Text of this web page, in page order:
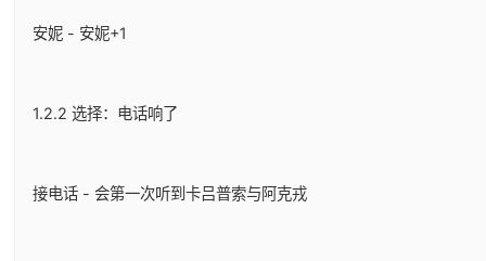
安妮 - 安妮+1
1.2.2 选择：电话响了
接电话 - 会第一次听到卡吕普索与阿克戎